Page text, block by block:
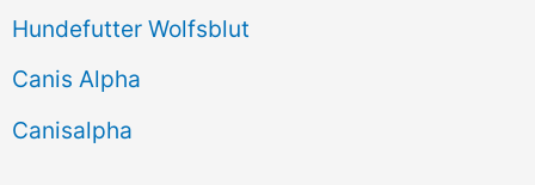
a
c
h
Hundefutter Wolfsblut
Canis Alpha
Canisalpha